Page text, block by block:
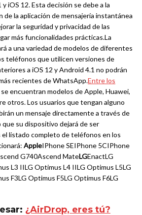
iOS 12. Esta decisión se debe a la
la aplicación de mensajería instantánea
la seguridad y privacidad de las
más funcionalidades prácticas.La
a una variedad de modelos de diferentes
teléfonos que utilicen versiones de
a iOS 12 y Android 4.1 no podrán
recientes de WhatsApp.Entre los
encuentran modelos de Apple, Huawei,
otros. Los usuarios que tengan alguno
un mensaje directamente a través de
que su dispositivo dejará de ser
el listado completo de teléfonos en los
AppleIPhone SEIPhone 5CIPhone
G740Ascend MateLGEnactLG
L3 IILG Optimus L4 IILG Optimus L5LG
F3LG Optimus F5LG Optimus F6LG
¿AirDrop, eres tú?